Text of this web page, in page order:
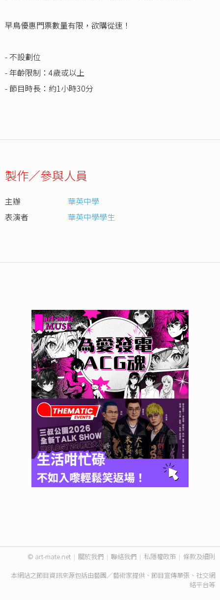
早鳥優惠門票數量有限，欲購從速！
- 不設劃位
- 年齡限制：4歲或以上
- 節目時長：約1小時30分
製作／參與人員
主辦
華英中學
表演者
華英中學學生
© art-mate.net | 關於我們 | 聯絡我們 | 私隱權政策 | 條款及細則
本網站之節目資訊來源包括由藝團／藝術家提供、節目宣傳單張、社交網
絡平台等